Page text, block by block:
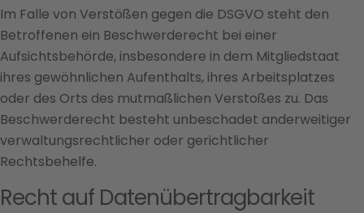
Im Falle von Verstößen gegen die DSGVO steht den
Betroffenen ein Beschwerderecht bei einer
Aufsichtsbehörde, insbesondere in dem Mitgliedstaat
ihres gewöhnlichen Aufenthalts, ihres Arbeitsplatzes
oder des Orts des mutmaßlichen Verstoßes zu. Das
Beschwerderecht besteht unbeschadet anderweitiger
verwaltungsrechtlicher oder gerichtlicher
Rechtsbehelfe.
Recht auf Daten­übertrag­barkeit